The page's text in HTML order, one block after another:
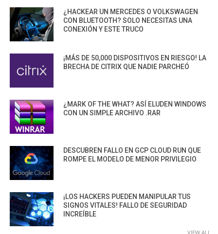
¿HACKEAR UN MERCEDES O VOLKSWAGEN
CON BLUETOOTH? SOLO NECESITAS UNA
CONEXIÓN Y ESTE TRUCO
¡MÁS DE 50,000 DISPOSITIVOS EN RIESGO! LA
BRECHA DE CITRIX QUE NADIE PARCHEÓ
¿MARK OF THE WHAT? ASÍ ELUDEN WINDOWS
CON UN SIMPLE ARCHIVO .RAR
DESCUBREN FALLO EN GCP CLOUD RUN QUE
ROMPE EL MODELO DE MENOR PRIVILEGIO
¡LOS HACKERS PUEDEN MANIPULAR TUS
SIGNOS VITALES! FALLO DE SEGURIDAD
INCREÍBLE
VIEW ALL